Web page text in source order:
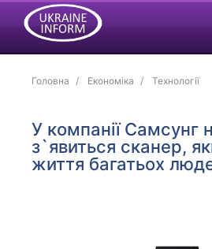
Головна Економіка Технології
У компанії Самсунг
з`явиться сканер,
життя багатьох